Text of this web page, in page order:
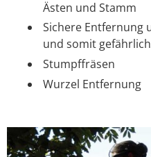
Ästen und Stamm
Sichere Entfernung
und somit
Stumpffräsen
Wurzel Entfernung